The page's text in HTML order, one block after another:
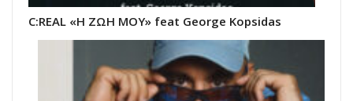
C:REAL «Η ΖΩΗ ΜΟΥ» feat George Kopsidas